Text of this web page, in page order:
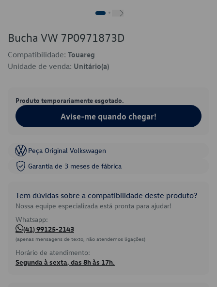
Bucha VW 7P0971873D
Compatibilidade: Touareg
Unidade de venda: Unitário(a)
Produto temporariamente esgotado.
Avise-me quando chegar!
Peça Original Volkswagen
Garantia de 3 meses de fábrica
Tem dúvidas sobre a compatibilidade deste produto?
Nossa equipe especializada está pronta para ajudar!
Whatsapp:
(41) 99125-2143
(apenas mensagens de texto, não atendemos ligações)
Horário de atendimento:
Segunda à sexta, das 8h às 17h.